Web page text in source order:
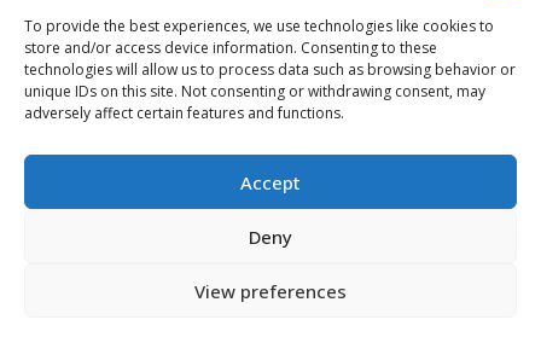
To provide the best experiences, we use technologies like cookies to
store and/or access device information. Consenting to these
technologies will allow us to process data such as browsing behavior or
unique IDs on this site. Not consenting or withdrawing consent, may
adversely affect certain features and functions.
Accept
Deny
View preferences
Nakšņošana
Vietas maltītei
Apskates objekti
Profesionāliem
Harju-, Rapla- & Läänemaa DMO